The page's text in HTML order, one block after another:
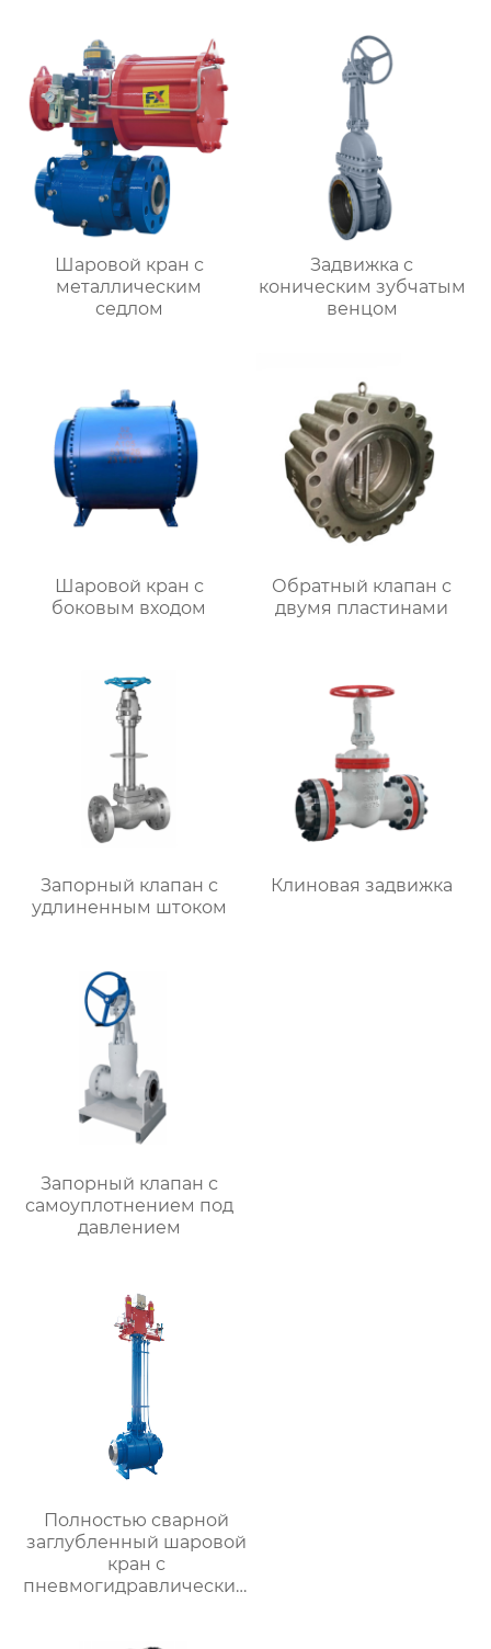
Шаровой кран с
металлическим
седлом
Задвижка с
коническим зубчатым
венцом
Шаровой кран с
боковым входом
Обратный клапан с
двумя пластинами
Запорный клапан с
удлиненным штоком
Клиновая задвижка
Запорный клапан с
самоуплотнением под
давлением
Полностью сварной
заглубленный шаровой
кран с
пневмогидравлическим